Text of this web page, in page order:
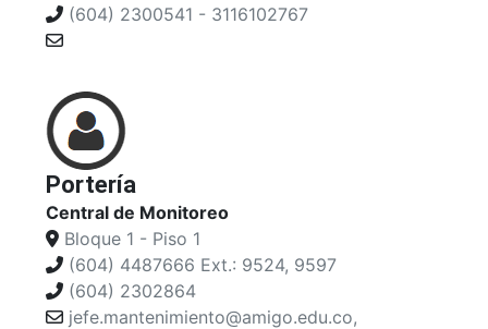
(604) 2300541 - 3116102767
Portería
Central de Monitoreo
Bloque 1 - Piso 1
(604) 4487666 Ext.: 9524, 9597
(604) 2302864
jefe.mantenimiento@amigo.edu.co,